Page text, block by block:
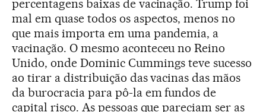
percentagens baixas de vacinação. Trump foi
mal em quase todos os aspectos, menos no
que mais importa em uma pandemia, a
vacinação. O mesmo aconteceu no Reino
Unido, onde Dominic Cummings teve sucesso
ao tirar a distribuição das vacinas das mãos
da burocracia para pô-la em fundos de
capital risco. As pessoas que pareciam ser as